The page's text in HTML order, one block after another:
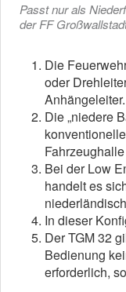
Passt nur als
der FF
Die
oder
Anhängeleiter.
Die „niedere
Bei der Low
handelt es
In dieser
Der TGM 32
Bedienung
erforderlich,